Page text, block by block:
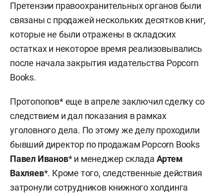
Претензии правоохранительных органов были
связаны с продажей нескольких десятков книг,
которые не были отражены в складских
остатках и некоторое время реализовывались
после начала закрытия издательства Popcorn
Books.
Протопопов* еще в апреле заключил сделку со
следствием и дал показания в рамках
уголовного дела. По этому же делу проходили
бывший директор по продажам Popcorn Books
Павел Иванов* и менеджер склада Артем
Вахляев*. Кроме того, следственные действия
затронули сотрудников книжного холдинга